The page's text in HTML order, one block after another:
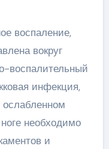
вокруг
воспалительный
инфекция,
ослабленном
необходимо
и